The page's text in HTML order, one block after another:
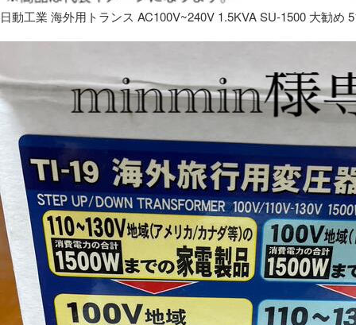
日動工業 海外用トランス AC100V~240V 1.5KVA SU-1500 大勧め